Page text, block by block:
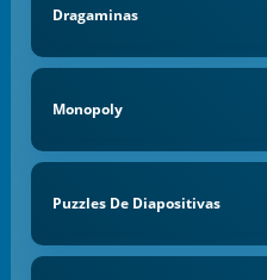
Dragaminas
Monopoly
Puzzles De Diapositivas